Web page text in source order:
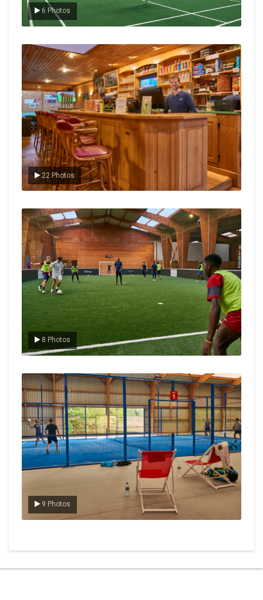
6 Photos
22 Photos
Le Club
8 Photos
Le foot en salle
9 Photos
Le padel